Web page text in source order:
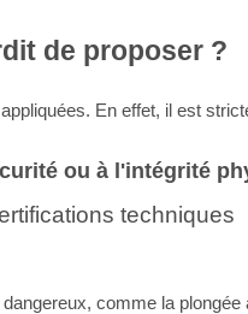
de proposer ?
En effet, il est
ou à l'intégrité
techniques
comme la